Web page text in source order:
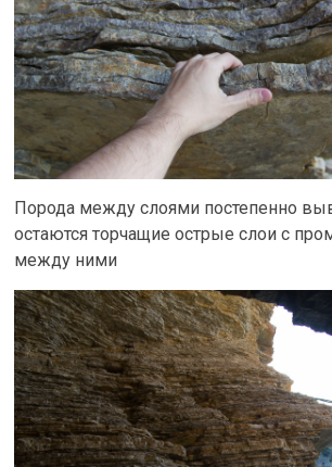
Порода между слоями постепенно
остаются торчащие острые слои с
между ними